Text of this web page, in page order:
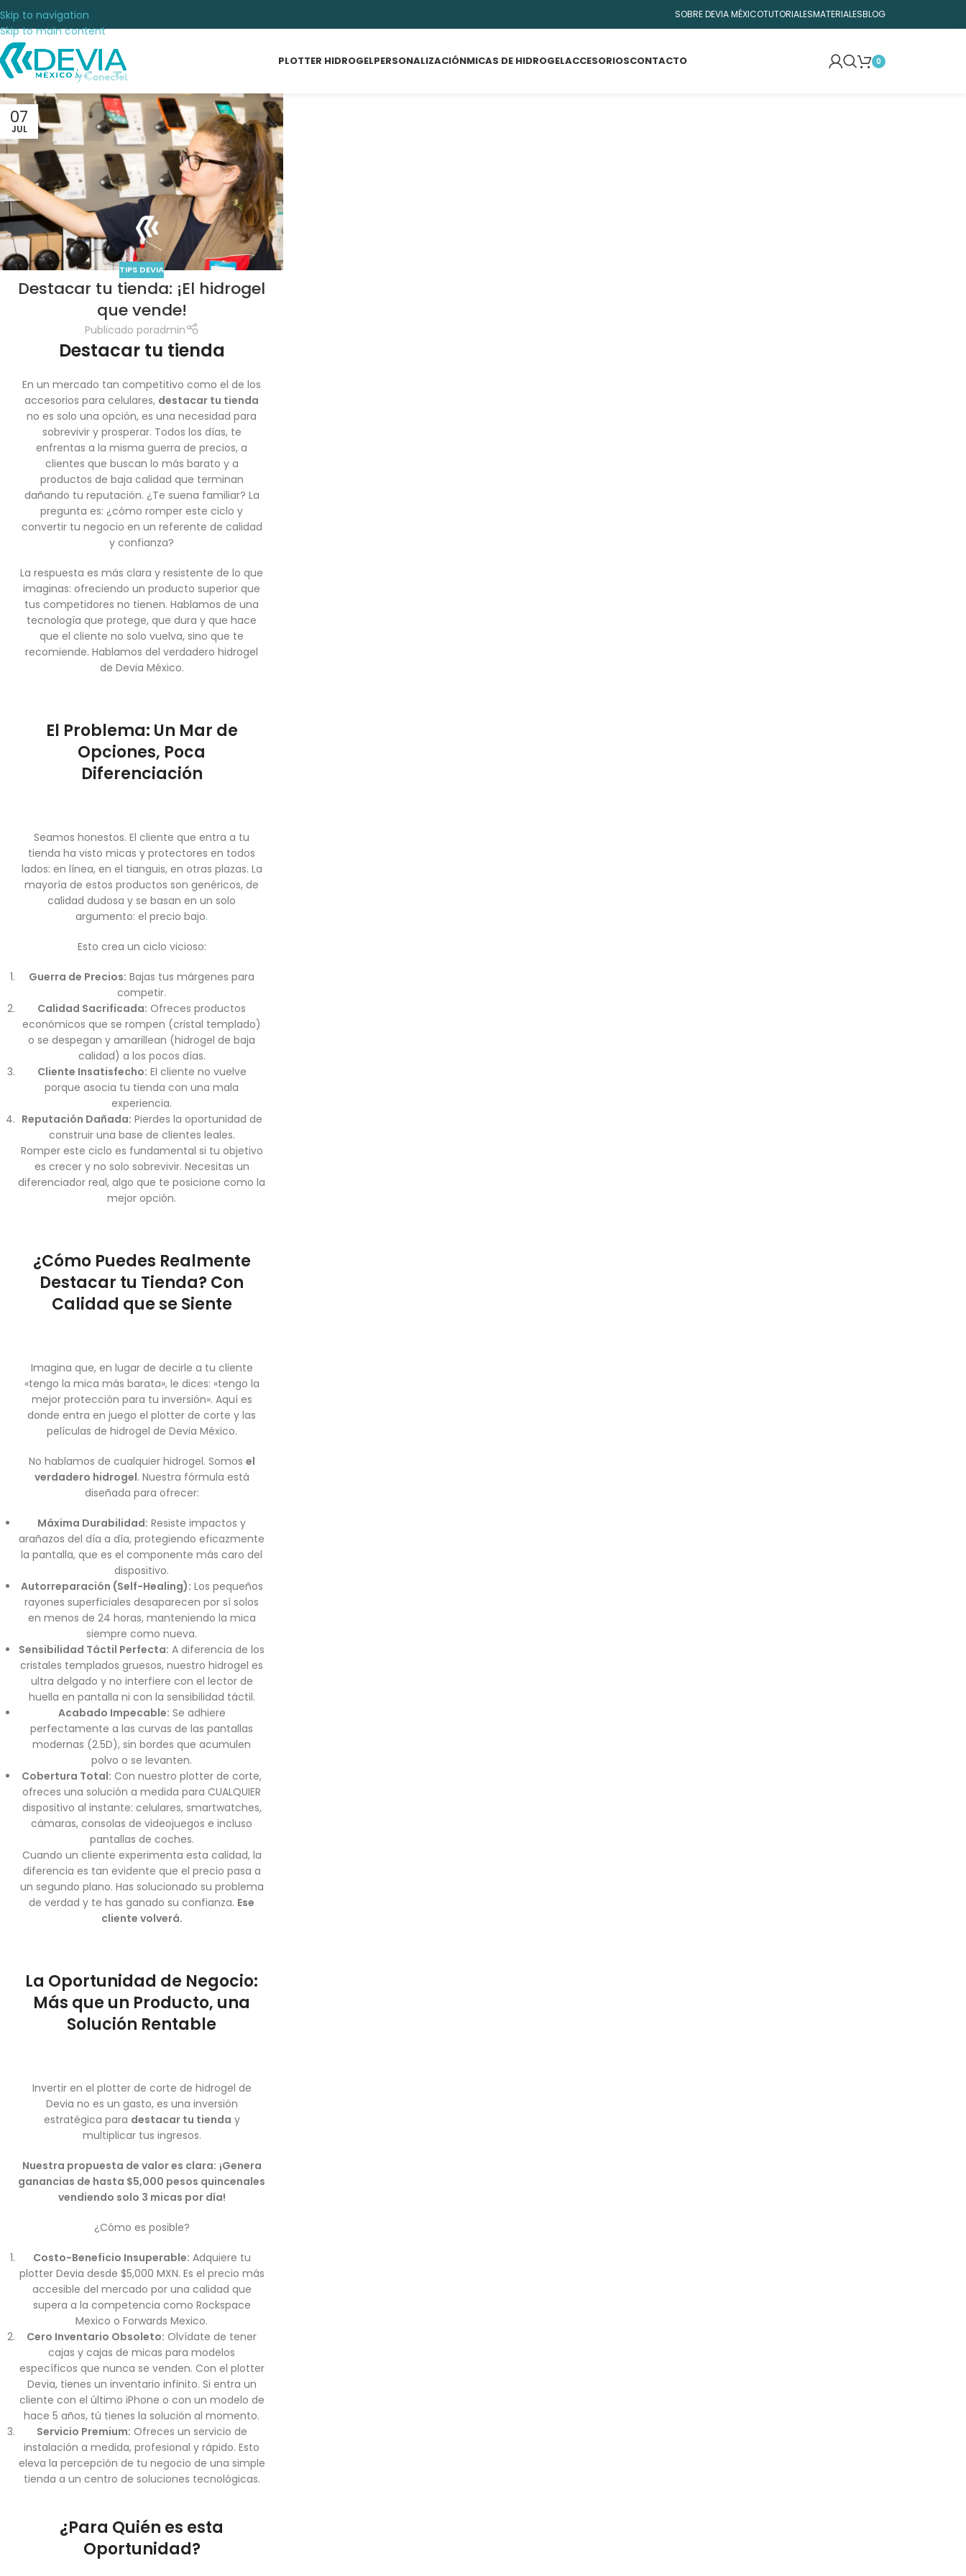
Skip to navigation
Skip to main content
SOBRE DEVIA MÉXICOTUTORIALESMATERIALESBLOG
PLOTTER HIDROGELPERSONALIZACIÓNMICAS DE HIDROGELACCESORIOSCONTACTO 0
07
JUL
TIPS DEVIA
Destacar tu tienda: ¡El hidrogel
que vende!
Publicado poradmin
Destacar tu tienda
En un mercado tan competitivo como el de los
accesorios para celulares, destacar tu tienda
no es solo una opción, es una necesidad para
sobrevivir y prosperar. Todos los días, te
enfrentas a la misma guerra de precios, a
clientes que buscan lo más barato y a
productos de baja calidad que terminan
dañando tu reputación. ¿Te suena familiar? La
pregunta es: ¿cómo romper este ciclo y
convertir tu negocio en un referente de calidad
y confianza?
La respuesta es más clara y resistente de lo que
imaginas: ofreciendo un producto superior que
tus competidores no tienen. Hablamos de una
tecnología que protege, que dura y que hace
que el cliente no solo vuelva, sino que te
recomiende. Hablamos del verdadero hidrogel
de Devia México.
El Problema: Un Mar de
Opciones, Poca
Diferenciación
Seamos honestos. El cliente que entra a tu
tienda ha visto micas y protectores en todos
lados: en línea, en el tianguis, en otras plazas. La
mayoría de estos productos son genéricos, de
calidad dudosa y se basan en un solo
argumento: el precio bajo.
Esto crea un ciclo vicioso:
Guerra de Precios: Bajas tus márgenes para
competir.
Calidad Sacrificada: Ofreces productos
económicos que se rompen (cristal templado)
o se despegan y amarillean (hidrogel de baja
calidad) a los pocos días.
Cliente Insatisfecho: El cliente no vuelve
porque asocia tu tienda con una mala
experiencia.
Reputación Dañada: Pierdes la oportunidad de
construir una base de clientes leales.
Romper este ciclo es fundamental si tu objetivo
es crecer y no solo sobrevivir. Necesitas un
diferenciador real, algo que te posicione como la
mejor opción.
¿Cómo Puedes Realmente
Destacar tu Tienda? Con
Calidad que se Siente
Imagina que, en lugar de decirle a tu cliente
«tengo la mica más barata», le dices: «tengo la
mejor protección para tu inversión». Aquí es
donde entra en juego el plotter de corte y las
películas de hidrogel de Devia México.
No hablamos de cualquier hidrogel. Somos el
verdadero hidrogel. Nuestra fórmula está
diseñada para ofrecer:
Máxima Durabilidad: Resiste impactos y
arañazos del día a día, protegiendo eficazmente
la pantalla, que es el componente más caro del
dispositivo.
Autorreparación (Self-Healing): Los pequeños
rayones superficiales desaparecen por sí solos
en menos de 24 horas, manteniendo la mica
siempre como nueva.
Sensibilidad Táctil Perfecta: A diferencia de los
cristales templados gruesos, nuestro hidrogel es
ultra delgado y no interfiere con el lector de
huella en pantalla ni con la sensibilidad táctil.
Acabado Impecable: Se adhiere
perfectamente a las curvas de las pantallas
modernas (2.5D), sin bordes que acumulen
polvo o se levanten.
Cobertura Total: Con nuestro plotter de corte,
ofreces una solución a medida para CUALQUIER
dispositivo al instante: celulares, smartwatches,
cámaras, consolas de videojuegos e incluso
pantallas de coches.
Cuando un cliente experimenta esta calidad, la
diferencia es tan evidente que el precio pasa a
un segundo plano. Has solucionado su problema
de verdad y te has ganado su confianza. Ese
cliente volverá.
La Oportunidad de Negocio:
Más que un Producto, una
Solución Rentable
Invertir en el plotter de corte de hidrogel de
Devia no es un gasto, es una inversión
estratégica para destacar tu tienda y
multiplicar tus ingresos.
Nuestra propuesta de valor es clara: ¡Genera
ganancias de hasta $5,000 pesos quincenales
vendiendo solo 3 micas por día!
¿Cómo es posible?
Costo-Beneficio Insuperable: Adquiere tu
plotter Devia desde $5,000 MXN. Es el precio más
accesible del mercado por una calidad que
supera a la competencia como Rockspace
Mexico o Forwards Mexico.
Cero Inventario Obsoleto: Olvídate de tener
cajas y cajas de micas para modelos
específicos que nunca se venden. Con el plotter
Devia, tienes un inventario infinito. Si entra un
cliente con el último iPhone o con un modelo de
hace 5 años, tú tienes la solución al momento.
Servicio Premium: Ofreces un servicio de
instalación a medida, profesional y rápido. Esto
eleva la percepción de tu negocio de una simple
tienda a un centro de soluciones tecnológicas.
¿Para Quién es esta
Oportunidad?